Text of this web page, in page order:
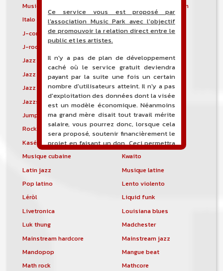
Musique irlandaise
Rock progressif italien
Italo Disco
Italo house
J-core
J-pop
J-rock
Jazz blues
Jazz modal
Jazz Nouvelle-Orléans
Jazz punk
Jazz vocal
Jazz-funk
Jazzstep
Jersey club
Jump blues
Jump-up
Rock canadien
Kansas City blues
Kasékò
Kizomba
Musique cubaine
Kwaito
Latin jazz
Musique latine
Pop latino
Lento violento
Léròl
Liquid funk
Livetronica
Louisiana blues
Luk thung
Madchester
Mainstream hardcore
Mainstream jazz
Mandopop
Mangue beat
Math rock
Mathcore
Ce service vous est proposé par
l'association Music Park avec l'objectif
de promouvoir la relation direct entre le
public et les artistes.
Il n'y a pas de plan de développement
caché où le service gratuit deviendra
payant par la suite une fois un certain
nombre d'utilisateurs atteint. Il n'y a pas
d'exploitation des données dont la visée
est un modèle économique. Néanmoins
ma grand mère disait tout travail mérite
salaire, vous pourrez donc, lorsque cela
sera proposé, soutenir financièrement le
projet en faisant un don. Ceci permettra
de financer l'hébergement, le nom de
de développement du site, et peut-être
une campagne de communication. Il va
comptabilité sera totalement publique
visible directement sur le site.
Un nouveau service de petites annonces
pour musicien vous est proposé sur le
site. Ce service permet, lorsque vous
êtes musiciens ou un groupe, un
orchestre, DJ, etc... de chercher un/des